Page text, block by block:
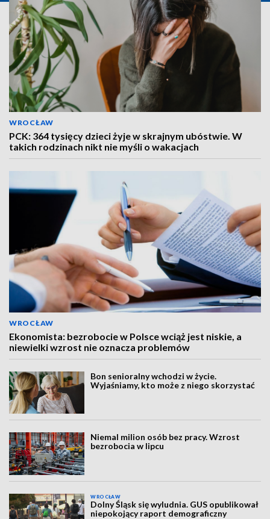
WROCŁAW
PCK: 364 tysięcy dzieci żyje w skrajnym ubóstwie. W
takich rodzinach nikt nie myśli o wakacjach
WROCŁAW
Ekonomista: bezrobocie w Polsce wciąż jest niskie, a
niewielki wzrost nie oznacza problemów
Bon senioralny wchodzi w życie.
Wyjaśniamy, kto może z niego skorzystać
Niemal milion osób bez pracy. Wzrost
bezrobocia w lipcu
WROCŁAW
Dolny Śląsk się wyludnia. GUS opublikował
niepokojący raport demograficzny